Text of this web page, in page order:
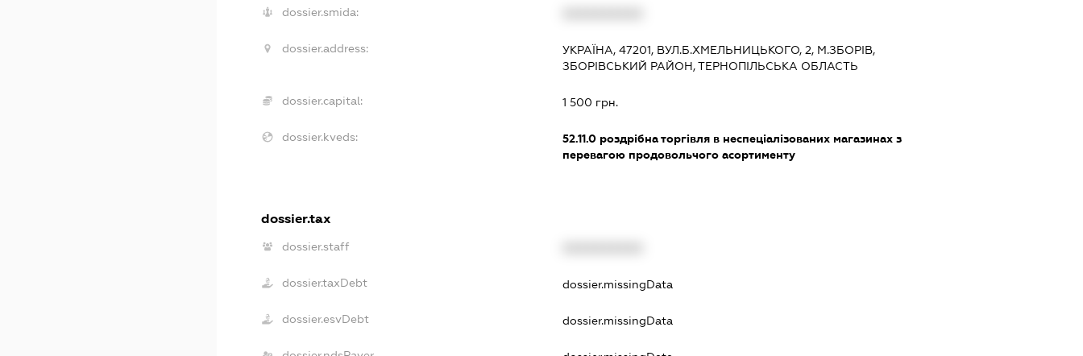
dossier.smida:
dossier.address:
УКРАЇНА, 47201, ВУЛ.Б.ХМЕЛЬНИЦЬКОГО, 2, М.ЗБОРІВ,
ЗБОРІВСЬКИЙ РАЙОН, ТЕРНОПІЛЬСЬКА ОБЛАСТЬ
dossier.capital: 1 500 грн.
dossier.kveds: 52.11.0роздрібна торгівля в неспеціалізованих магазинах з
перевагою продовольчого асортименту
dossier.tax
dossier.staff
dossier.taxDebt dossier.missingData
dossier.esvDebt dossier.missingData